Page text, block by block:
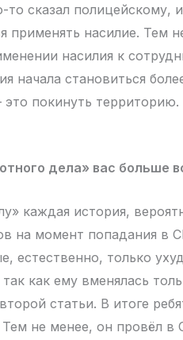
сказал полицейскому,
применять насилие. Тем
насилия к
начала становиться
покинуть
дела» вас больше
каждая история,
на момент попадания в
естественно, только
как ему вменялась
статьи. В итоге
не менее, он провёл в